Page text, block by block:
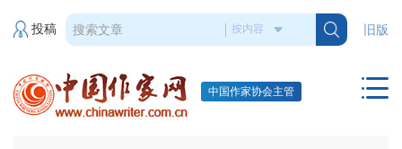
旧版
投稿
中国作家协会主管